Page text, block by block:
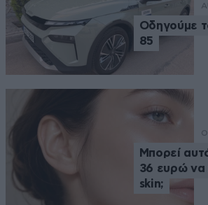
Οδηγούμε
85
Μπορεί
36 ευρώ να
skin;